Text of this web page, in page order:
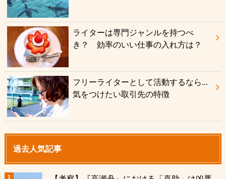
ライターは専門ジャンルを持つべ
き？ 効率のいい仕事の入れ方は？
フリーライターとして活動するなら…
気をつけたい取引先の特徴
過去人気記事